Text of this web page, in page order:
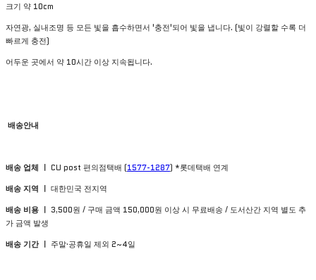
크기 약 10cm
자연광, 실내조명 등 모든 빛을 흡수하면서 '충전'되어 빛을 냅니다. (빛이 강렬할 수록 더
빠르게 충전)
어두운 곳에서 약 10시간 이상 지속됩니다.
배송안내
배송 업체 ㅣ CU post 편의점택배 (1577-1287) *롯데택배 연계
배송 지역 ㅣ 대한민국 전지역
배송 비용 ㅣ 3,500원 / 구매 금액 150,000원 이상 시 무료배송 / 도서산간 지역 별도 추
가 금액 발생
배송 기간 ㅣ 주말·공휴일 제외 2~4일